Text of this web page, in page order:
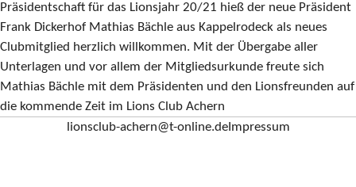
Präsidentschaft für das Lionsjahr 20/21 hieß der neue Präsident
Frank Dickerhof Mathias Bächle aus Kappelrodeck als neues
Clubmitglied herzlich willkommen. Mit der Übergabe aller
Unterlagen und vor allem der Mitgliedsurkunde freute sich
Mathias Bächle mit dem Präsidenten und den Lionsfreunden auf
die kommende Zeit im Lions Club Achern
lionsclub-achern@t-online.deImpressum